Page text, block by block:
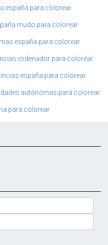
españa para colorear
mudo para colorear
españa para colorear
ordenador para colorear
españa para colorear
autónomas para colorear
para colorear